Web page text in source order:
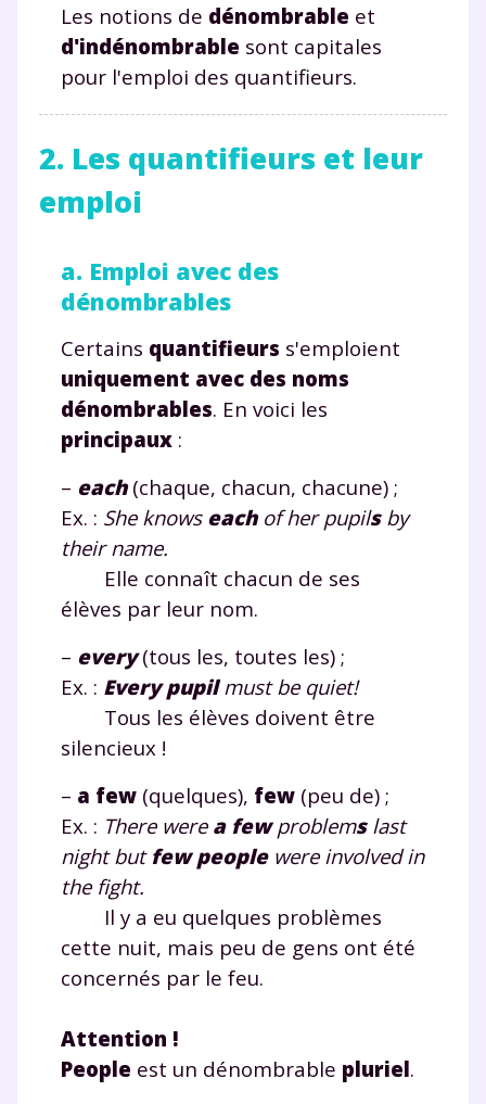
Les notions de dénombrable et
d'indénombrable sont capitales
pour l'emploi des quantifieurs.
2. Les quantifieurs et leur
emploi
a. Emploi avec des
dénombrables
Certains quantifieurs s'emploient
uniquement avec des noms
dénombrables. En voici les
principaux :
– each(chaque, chacun, chacune) ;
Ex. : She knows eachof her pupilsby
their name.
Elle connaît chacun de ses
élèves par leur nom.
– every(tous les, toutes les) ;
Ex. : Every pupil must be quiet!
Tous les élèves doivent être
silencieux !
– a few (quelques), few (peu de) ;
Ex. : There were a fewproblemslast
night but few peoplewere involved in
the fight.
Il y a eu quelques problèmes
cette nuit, mais peu de gens ont été
concernés par le feu.
Attention !
People est un dénombrable pluriel.